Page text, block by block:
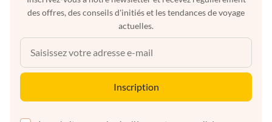
des offres, des conseils d'initiés et les tendances de voyage
actuelles.
Inscription